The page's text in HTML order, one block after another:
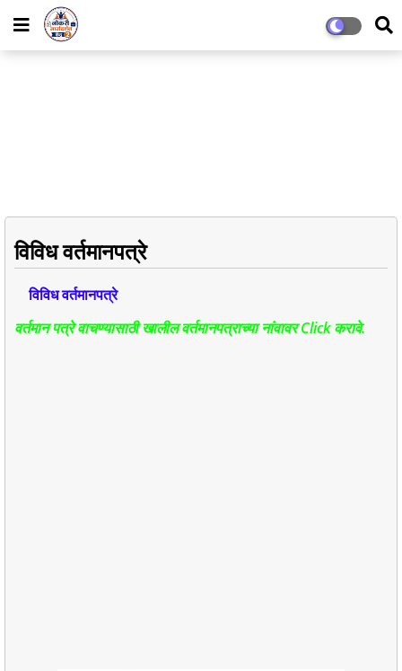
विविध वर्तमानपत्रे
विविध वर्तमानपत्रे
वर्तमान पत्रे वाचण्यासाठी खालील वर्तमानपत्राच्या नांवावर Click करावे.